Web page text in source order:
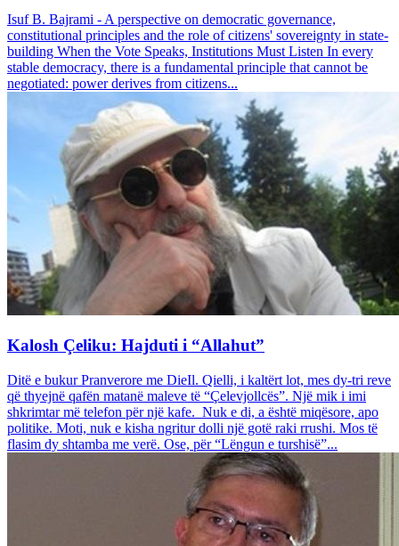
Isuf B. Bajrami - A perspective on democratic governance,
constitutional principles and the role of citizens' sovereignty in state-
building When the Vote Speaks, Institutions Must Listen In every
stable democracy, there is a fundamental principle that cannot be
negotiated: power derives from citizens...
Kalosh Çeliku: Hajduti i “Allahut”
Ditë e bukur Pranverore me DieIl. Qielli, i kaltërt lot, mes dy-tri reve
që thyejnë qafën matanë maleve të “Çelevjollcës”. Një mik i imi
shkrimtar më telefon për një kafe. Nuk e di, a është miqësore, apo
politike. Moti, nuk e kisha ngritur dolli një gotë raki rrushi. Mos të
flasim dy shtamba me verë. Ose, për “Lëngun e turshisë”...